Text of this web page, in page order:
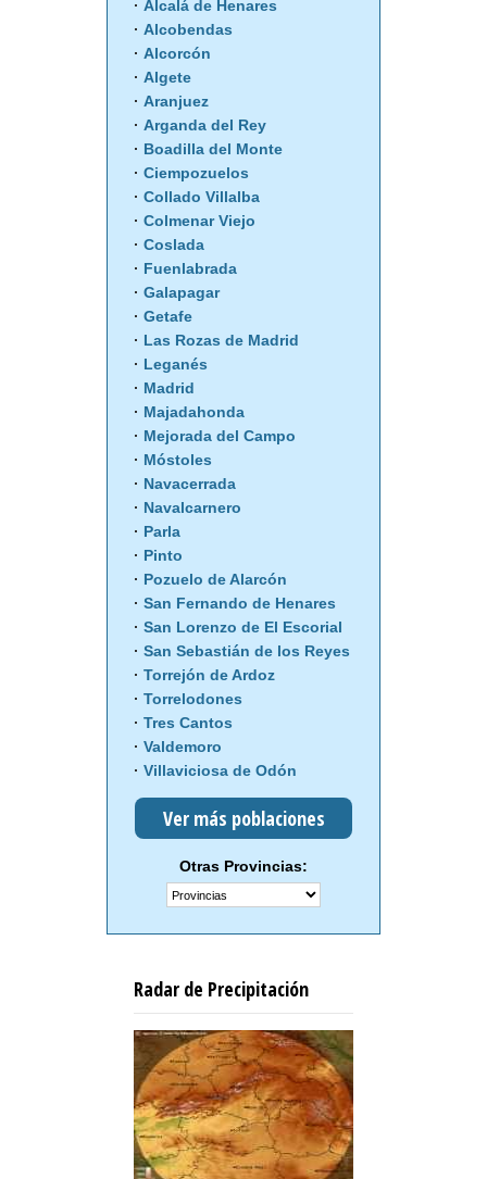
Alcalá de Henares
Alcobendas
Alcorcón
Algete
Aranjuez
Arganda del Rey
Boadilla del Monte
Ciempozuelos
Collado Villalba
Colmenar Viejo
Coslada
Fuenlabrada
Galapagar
Getafe
Las Rozas de Madrid
Leganés
Madrid
Majadahonda
Mejorada del Campo
Móstoles
Navacerrada
Navalcarnero
Parla
Pinto
Pozuelo de Alarcón
San Fernando de Henares
San Lorenzo de El Escorial
San Sebastián de los Reyes
Torrejón de Ardoz
Torrelodones
Tres Cantos
Valdemoro
Villaviciosa de Odón
Ver más poblaciones
Otras Provincias:
Radar de Precipitación